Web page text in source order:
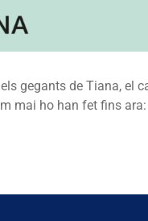
gegants de Tiana, el
mai ho han fet fins